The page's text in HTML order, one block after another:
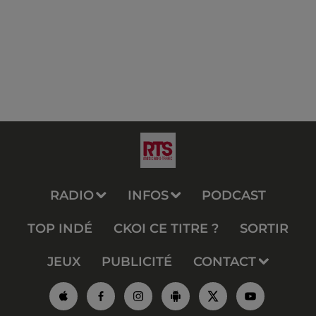
RADIO INFOS PODCAST
TOP INDÉ CKOI CE TITRE ? SORTIR
JEUX PUBLICITÉ CONTACT